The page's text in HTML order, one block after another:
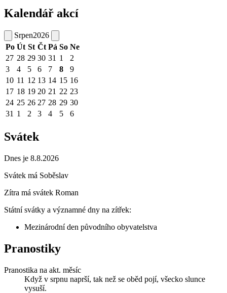
Kalendář akcí
Srpen2026
Po Út St Čt Pá So Ne
27 28 29 30 31 1
2
3
4 5 6 7 8
9
10 11 12 13 14 15 16
17 18 19 20 21 22 23
24 25 26 27 28 29 30
31 1 2 3 4 5 6
Svátek
Dnes je 8.8.2026
Svátek má Soběslav
Zítra má svátek Roman
Státní svátky a významné dny na zítřek:
Mezinárodní den původního obyvatelstva
Pranostiky
Pranostika na akt. měsíc
Když v srpnu naprší, tak než se oběd pojí, všecko slunce
vysuší.